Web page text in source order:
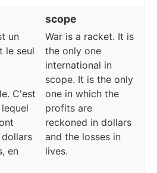
scope
un
le seul
C'est
en
War is a racket. It is
the only one
international in
scope. It is the only
one in which the
profits are
reckoned in dollars
and the losses in
lives.